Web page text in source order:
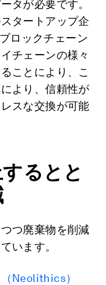
タが必要です。
タートアップ企
ロックチェーン
チェーンの様々
ことにより、こ
より、信頼性が
スな交換が可能
るとと
つ廃棄物を削減
います。
Neolithics）